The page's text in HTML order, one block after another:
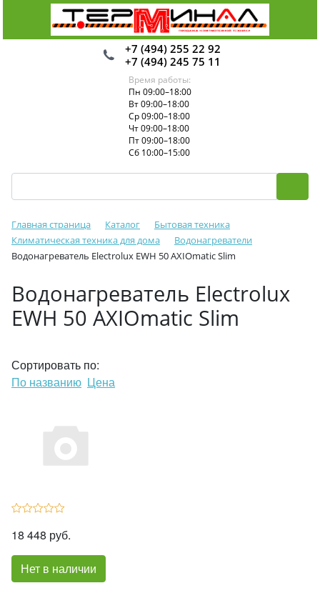
+7 (494) 255 22 92
+7 (494) 245 75 11
Время работы:
Пн 09:00–18:00
Вт 09:00–18:00
Ср 09:00–18:00
Чт 09:00–18:00
Пт 09:00–18:00
Сб 10:00–15:00
Главная страница Каталог
Бытовая техника
Климатическая техника для дома
Водонагреватели
Водонагреватель Electrolux EWH 50 AXIOmatic Slim
Водонагреватель Electrolux
EWH 50 AXIOmatic Slim
Сортировать по:
По названию Цена
18 448 руб.
Нет в наличии